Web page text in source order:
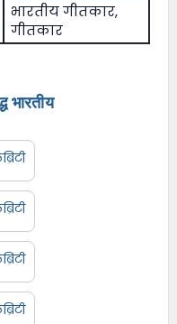
भारतीय गीतकार,
गीतकार
भारतीय